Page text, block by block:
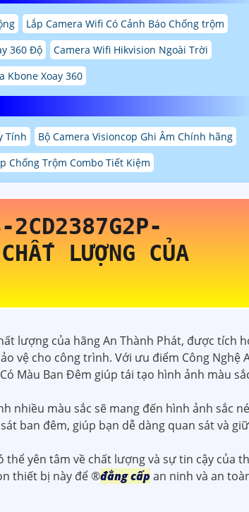
Lắp Camera Wifi Có Cảnh Báo Chống trộm
360 Độ
Camera Wifi Hikvision Ngoài Trời
Kbone Xoay 360
Tính
Bộ Camera Visioncop Ghi Âm Chính hãng
Chống Trộm Combo Tiết Kiệm
2CD2387G2P-
LƯỢNG CỦA
lượng của hãng An Thành Phát, được tích
vệ cho công trình. Với ưu điểm Công Nghệ
Màu Ban Đêm giúp tái tạo hình ảnh màu
nhiều màu sắc sẽ mang đến hình ảnh sắc
ban đêm, giúp bạn dễ dàng quan sát và giữ
thể yên tâm về chất lượng và sự tin cậy của
thiết bị này để ®️đẳng cấp an ninh và an